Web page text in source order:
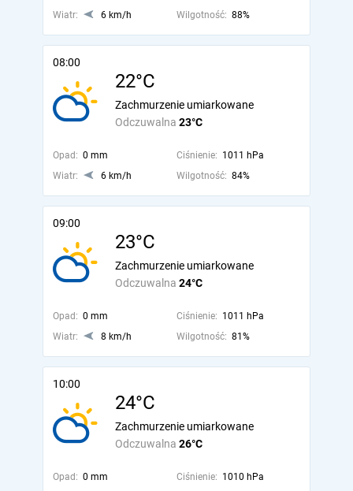
Wiatr: 6 km/h Wilgotność: 88%
08:00
22°C
Odczuwalna 23°C
Zachmurzenie umiarkowane
Opad: 0 mm Ciśnienie: 1011 hPa
Wiatr:
6 km/h Wilgotność: 84%
09:00
23°C
Odczuwalna 24°C
Zachmurzenie umiarkowane
Opad: 0 mm Ciśnienie: 1011 hPa
Wiatr:
8 km/h Wilgotność: 81%
10:00
24°C
Odczuwalna 26°C
Zachmurzenie umiarkowane
Opad: 0 mm Ciśnienie: 1010 hPa